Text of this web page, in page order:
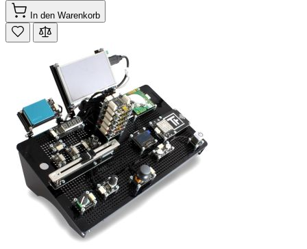
In den Warenkorb